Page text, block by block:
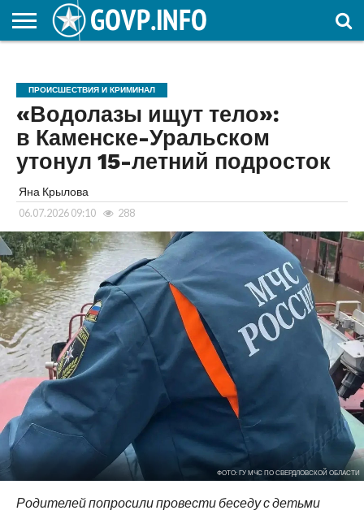
ОБРАЗОВАНИЕ
ПРОИСШЕСТВИЯ И КРИМИНАЛ
«Водолазы ищут тело»:
в Каменске-Уральском
утонул 15-летний подросток
Яна Крылова
06.07.2026 09:10 288
ФОТО: ГУ МЧС ПО СВЕРДЛОВСКОЙ ОБЛАСТИ
Родителей попросили провести беседу с детьми